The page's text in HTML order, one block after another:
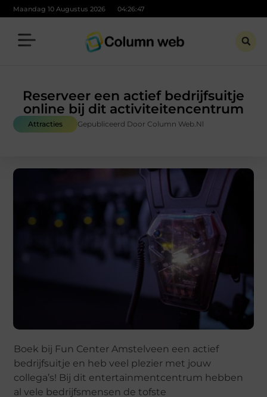
Maandag 10 Augustus 2026 04:26:48
Reserveer een actief bedrijfsuitje
online bij dit activiteitencentrum
Attracties Gepubliceerd Door Column Web.nl
Boek bij Fun Center Amstelveen een actief
bedrijfsuitje en heb veel plezier met jouw
collega’s! Bij dit entertainmentcentrum hebben
al vele bedrijfsmensen de tofste